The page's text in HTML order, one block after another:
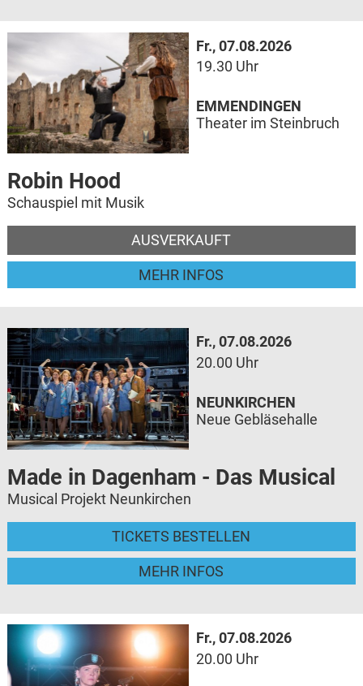
Fr., 07.08.2026
19.30 Uhr
Robin Hood
Schauspiel mit Musik
AUSVERKAUFT
MEHR INFOS
EMMENDINGEN
Theater im Steinbruch
Fr., 07.08.2026
20.00 Uhr
Made in Dagenham - Das Musical
Musical Projekt Neunkirchen
TICKETS BESTELLEN
MEHR INFOS
NEUNKIRCHEN
Neue Gebläsehalle
Fr., 07.08.2026
20.00 Uhr